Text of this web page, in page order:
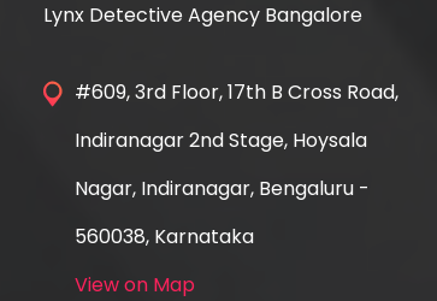
Lynx Detective Agency Bangalore
#609, 3rd Floor, 17th B Cross Road,
Indiranagar 2nd Stage, Hoysala
Nagar, Indiranagar, Bengaluru -
560038, Karnataka
View on Map